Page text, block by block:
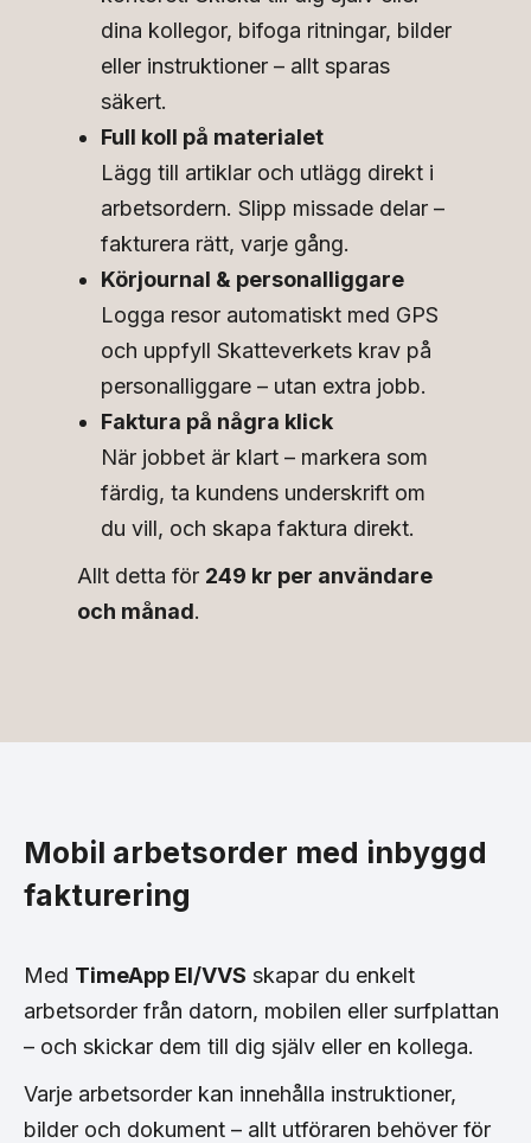
dina kollegor, bifoga ritningar, bilder
eller instruktioner – allt sparas
säkert.
Full koll på materialet
Lägg till artiklar och utlägg direkt i
arbetsordern. Slipp missade delar –
fakturera rätt, varje gång.
Körjournal & personalliggare
Logga resor automatiskt med GPS
och uppfyll Skatteverkets krav på
personalliggare – utan extra jobb.
Faktura på några klick
När jobbet är klart – markera som
färdig, ta kundens underskrift om
du vill, och skapa faktura direkt.
Allt detta för 249 kr per användare
och månad.
Mobil arbetsorder med inbyggd
fakturering
Med TimeApp El/VVS skapar du enkelt
arbetsorder från datorn, mobilen eller surfplattan
– och skickar dem till dig själv eller en kollega.
Varje arbetsorder kan innehålla instruktioner,
bilder och dokument – allt utföraren behöver för